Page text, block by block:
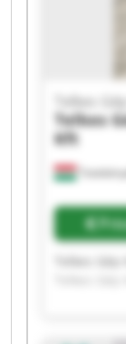
Telkes
Telkes
Kft
Telkes
Telkes
Telkes